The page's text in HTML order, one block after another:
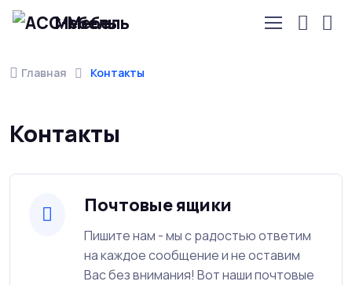
Мебель
Главная Контакты
Контакты
Почтовые ящики
Пишите нам - мы с радостью ответим
на каждое сообщение и не оставим
Вас без внимания! Вот наши почтовые